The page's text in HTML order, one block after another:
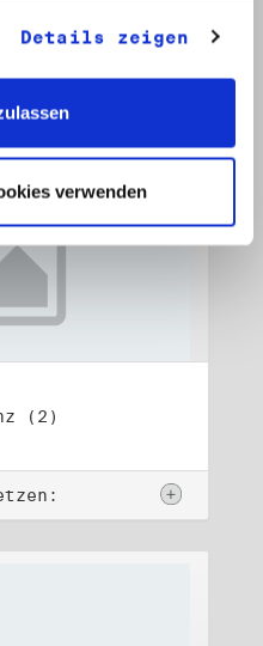
Details zeigen
verwenden
(2)